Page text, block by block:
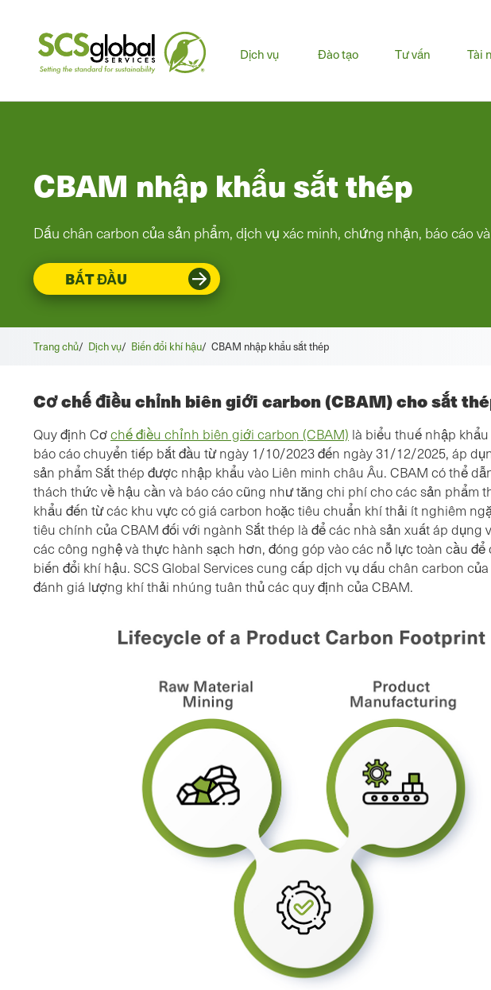
Dịch vụ
Menu
Đào tạo Tư vấn Tài
CBAM nhập khẩu sắt thép
Dấu chân carbon của sản phẩm, dịch vụ xác minh, chứng nhận, báo cáo
BẮT ĐẦU
Trang chủ/ Dịch vụ/ Biến đổi khí hậu/ CBAM nhập khẩu sắt thép
Cơ chế điều chỉnh biên giới carbon (CBAM) cho sắt
Quy định Cơchế điều chỉnh biên giới carbon (CBAM) là biểu thuế nhập
báo cáo chuyển tiếp bắt đầu từ ngày 1/10/2023 đến ngày 31/12/2025, áp
sản phẩm Sắt thép được nhập khẩu vào Liên minh châu Âu. CBAM có thể
thách thức về hậu cần và báo cáo cũng như tăng chi phí cho các sản phẩm
khẩu đến từ các khu vực có giá carbon hoặc tiêu chuẩn khí thải ít nghiêm
tiêu chính của CBAM đối với ngành Sắt thép là để các nhà sản xuất áp dụng
các công nghệ và thực hành sạch hơn, đóng góp vào các nỗ lực toàn cầu để
biến đổi khí hậu. SCS Global Services cung cấp dịch vụ dấu chân carbon
đánh giá lượng khí thải nhúng tuân thủ các quy định của CBAM.